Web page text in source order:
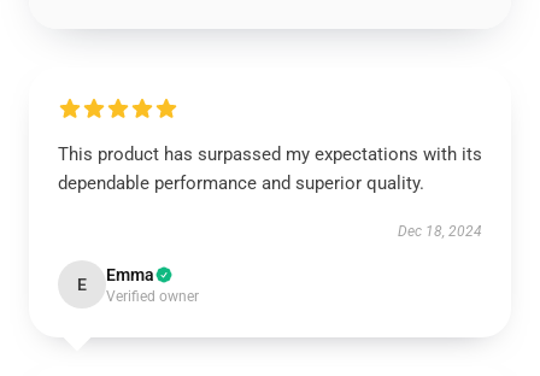
This product has surpassed my expectations with its
dependable performance and superior quality.
Dec 18, 2024
E Emma
Verified owner